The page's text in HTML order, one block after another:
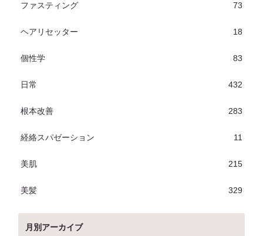
ファスティング 73
ヘアリセッター 18
個性学 83
日常 432
根本改善 283
経絡スパゼーション 11
美肌 215
美髪 329
月別アーカイブ